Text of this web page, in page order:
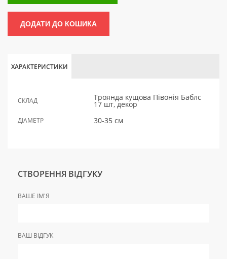
ДОДАТИ ДО КОШИКА
ХАРАКТЕРИСТИКИ
СКЛАД Троянда кущова Півонія Баблс
17 шт, декор
ДІАМЕТР 30-35 см
СТВОРЕННЯ ВІДГУКУ
ВАШЕ ІМ'Я
ВАШ ВІДГУК